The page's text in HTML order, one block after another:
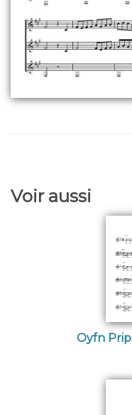
Voir aussi
Oyfn